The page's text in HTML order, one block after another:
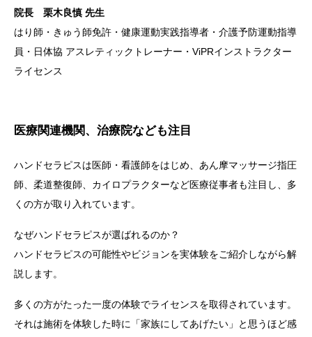
院長 栗木良慎 先生
はり師・きゅう師免許・健康運動実践指導者・介護予防運動指導
員・日体協 アスレティックトレーナー・ViPRインストラクター
ライセンス
医療関連機関、治療院なども注目
ハンドセラピスは医師・看護師をはじめ、あん摩マッサージ指圧
師、柔道整復師、カイロプラクターなど医療従事者も注目し、多
くの方が取り入れています。
なぜハンドセラピスが選ばれるのか？
ハンドセラピスの可能性やビジョンを実体験をご紹介しながら解
説します。
多くの方がたった一度の体験でライセンスを取得されています。
それは施術を体験した時に「家族にしてあげたい」と思うほど感